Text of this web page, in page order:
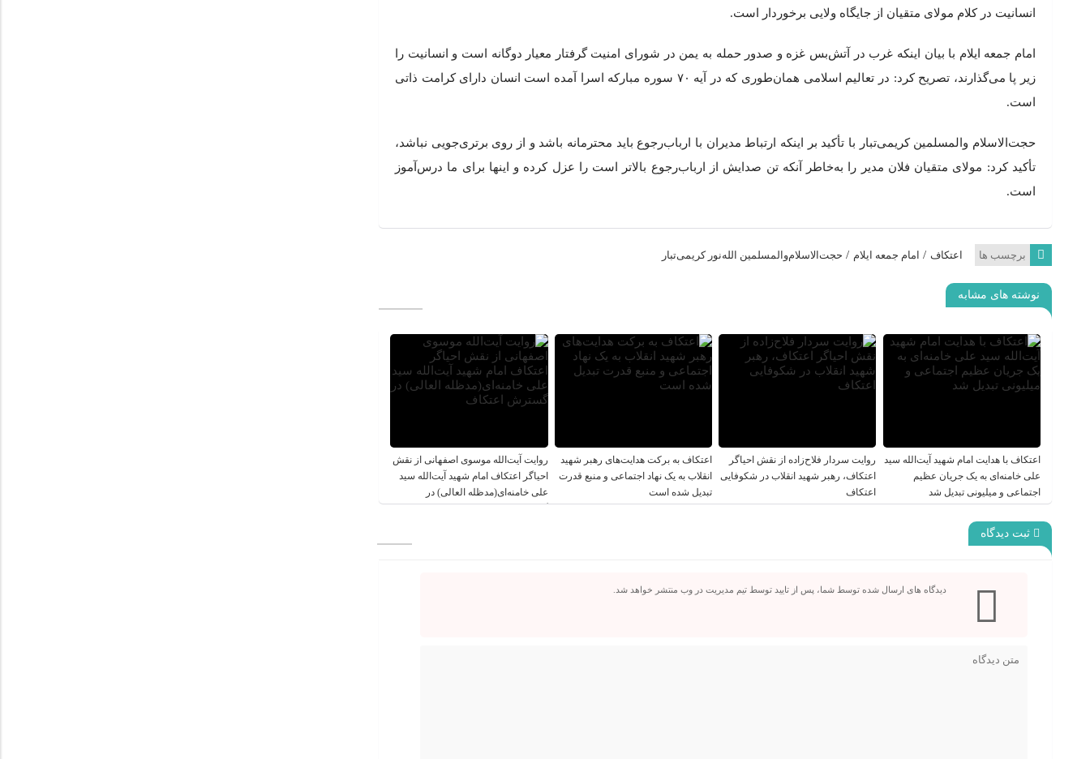
انسانیت در کلام مولای متقیان از جایگاه ولایی برخوردار است.
امام جمعه ایلام با بیان اینکه غرب در آتش‌بس غزه و صدور حمله به یمن در شورای امنیت گرفتار معیار دوگانه است و انسانیت را
زیر پا می‌گذارند، تصریح کرد: در تعالیم اسلامی همان‌طوری که در آیه ۷۰ سوره مبارکه اسرا آمده است انسان دارای کرامت ذاتی
است.
حجت‌الاسلام والمسلمین کریمی‌تبار با تأکید بر اینکه ارتباط مدیران با ارباب‌رجوع باید محترمانه باشد و از روی برتری‌جویی نباشد،
تأکید کرد: مولای متقیان فلان مدیر را به‌خاطر آنکه تن صدایش از ارباب‌رجوع بالاتر است را عزل کرده و اینها برای ما درس‌آموز
است.
برچسب ها اعتکاف / امام جمعه ایلام / حجت‌الاسلام‌والمسلمین الله‌نور کریمی‌تبار
نوشته های مشابه
اعتکاف با هدایت امام شهید آیت‌الله سید
علی خامنه‌ای به یک جریان عظیم
اجتماعی و میلیونی تبدیل شد
روایت سردار فلاح‌زاده از نقش احیاگر
اعتکاف، رهبر شهید انقلاب در شکوفایی
اعتکاف
اعتکاف به برکت هدایت‌های رهبر شهید
انقلاب به یک نهاد اجتماعی و منبع قدرت
تبدیل شده است
روایت آیت‌الله موسوی اصفهانی از نقش
احیاگر اعتکاف امام شهید آیت‌الله سید
علی خامنه‌ای(مدظله العالی) در
ثبت دیدگاه
دیدگاه های ارسال شده توسط شما، پس از تایید توسط تیم مدیریت در وب منتشر خواهد شد.